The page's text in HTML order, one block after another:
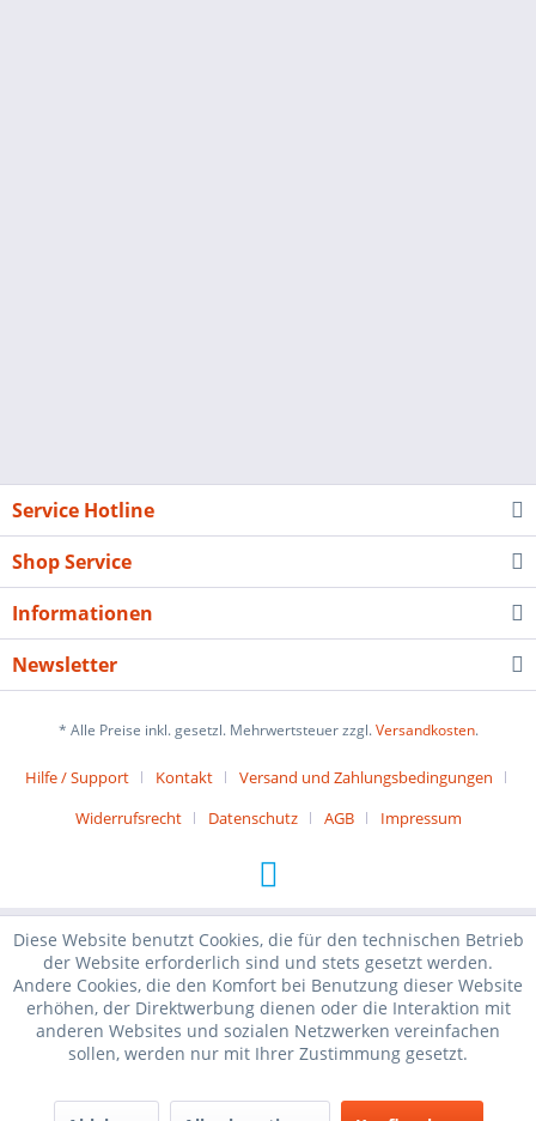
Service Hotline
Shop Service
Informationen
Newsletter
* Alle Preise inkl. gesetzl. Mehrwertsteuer zzgl.Versandkosten.
Hilfe / Support Kontakt
Versand und Zahlungsbedingungen
Widerrufsrecht
Datenschutz AGB Impressum
Diese Website benutzt Cookies, die für den technischen Betrieb
der Website erforderlich sind und stets gesetzt werden.
Andere Cookies, die den Komfort bei Benutzung dieser Website
erhöhen, der Direktwerbung dienen oder die Interaktion mit
anderen Websites und sozialen Netzwerken vereinfachen
sollen, werden nur mit Ihrer Zustimmung gesetzt.